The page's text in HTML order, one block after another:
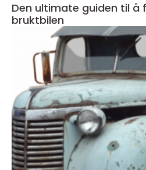
Den ultimate guiden til å
bruktbilen